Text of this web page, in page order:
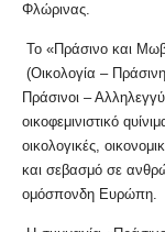
Φλώρινας.
Το «Πράσινο και
(Οικολογία –
Πράσινοι –
οικοφεμινιστικό
οικολογικές,
και σεβασμό σε
ομόσπονδη Ευρώπη.